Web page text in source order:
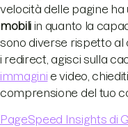
velocità delle pagine ha
mobili in quanto la
sono diverse rispetto al
i redirect, agisci sulla
immagini e video,
comprensione del tuo
PageSpeed Insights di